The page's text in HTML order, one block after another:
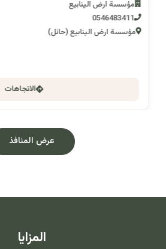
مؤسسة ارض الينابيع
0546483411
مؤسسة ارض الينابيع (حائل)
الاتجاهات
عرض المنافذ
المزايا